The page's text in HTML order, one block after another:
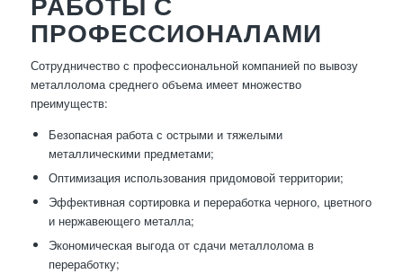
ПРОФЕССИОНАЛАМИ
Сотрудничество с профессиональной компанией по вывозу
металлолома среднего объема имеет множество
преимуществ:
Безопасная работа с острыми и тяжелыми
металлическими предметами;
Оптимизация использования придомовой территории;
Эффективная сортировка и переработка черного, цветного
и нержавеющего металла;
Экономическая выгода от сдачи металлолома в
переработку;